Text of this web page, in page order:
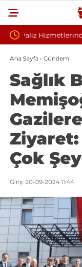
Yönetmelik Sivilce
Dikişle
Ana Sayfa › Gündem
Sağlık
Ziyaret:
Çok
Giriş: 20-09-2024 11:44